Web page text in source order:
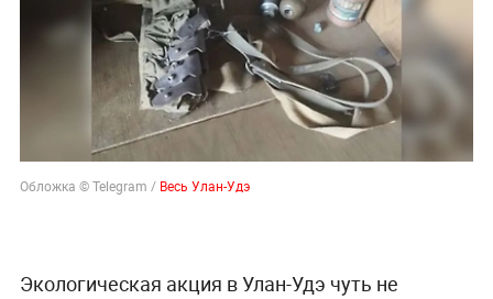
Обложка ©Telegram /Весь Улан-Удэ
Экологическая акция в Улан-Удэ чуть не